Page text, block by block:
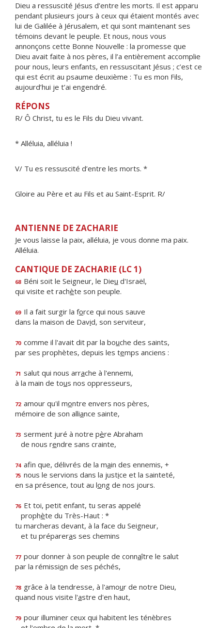
Dieu a ressuscité Jésus d’entre les morts. Il est apparu
pendant plusieurs jours à ceux qui étaient montés avec
lui de Galilée à Jérusalem, et qui sont maintenant ses
témoins devant le peuple. Et nous, nous vous
annonçons cette Bonne Nouvelle : la promesse que
Dieu avait faite à nos pères, il l’a entièrement accomplie
pour nous, leurs enfants, en ressuscitant Jésus ; c’est ce
qui est écrit au psaume deuxième : Tu es mon Fils,
aujourd’hui je t’ai engendré.
RÉPONS
R/ Ô Christ, tu es le Fils du Dieu vivant.
* Alléluia, alléluia !
V/ Tu es ressuscité d’entre les morts. *
Gloire au Père et au Fils et au Saint-Esprit. R/
ANTIENNE DE ZACHARIE
Je vous laisse la paix, alléluia, je vous donne ma paix.
Alléluia.
CANTIQUE DE ZACHARIE (LC 1)
68 Béni soit le Seigneur, le Dieu d'Israël,
qui visite et rachète son peuple.
69 Il a fait surgir la force qui nous sauve
dans la maison de David, son serviteur,
70 comme il l'avait dit par la bouche des saints,
par ses prophètes, depuis les temps anciens :
71 salut qui nous arrache à l'ennemi,
à la main de tous nos oppresseurs,
72 amour qu'il montre envers nos pères,
mémoire de son alliance sainte,
73 serment juré à notre père Abraham
de nous rendre sans crainte,
74 afin que, délivrés de la main des ennemis, +
75 nous le servions dans la justice et la sainteté,
en sa présence, tout au long de nos jours.
76 Et toi, petit enfant, tu seras appelé
prophète du Très-Haut : *
tu marcheras devant, à la face du Seigneur,
et tu prépareras ses chemins
77 pour donner à son peuple de connaître le salut
par la rémission de ses péchés,
78 grâce à la tendresse, à l'amour de notre Dieu,
quand nous visite l'astre d'en haut,
79 pour illuminer ceux qui habitent les ténèbres